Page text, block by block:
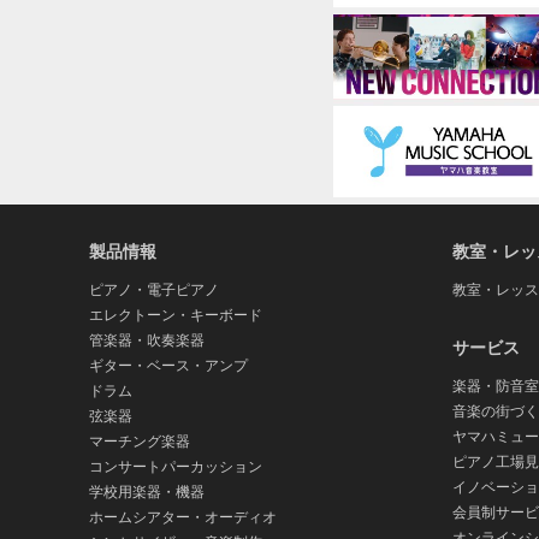
製品情報
ピアノ・電子ピアノ
エレクトーン・キーボード
管楽器・吹奏楽器
ギター・ベース・アンプ
ドラム
弦楽器
マーチング楽器
コンサートパーカッション
学校用楽器・機器
ホームシアター・オーディオ
教室・レ
教室・レッ
サービス
楽器・防音
音楽の街づ
ヤマハミュ
ピアノ工場
イノベーシ
会員制サー